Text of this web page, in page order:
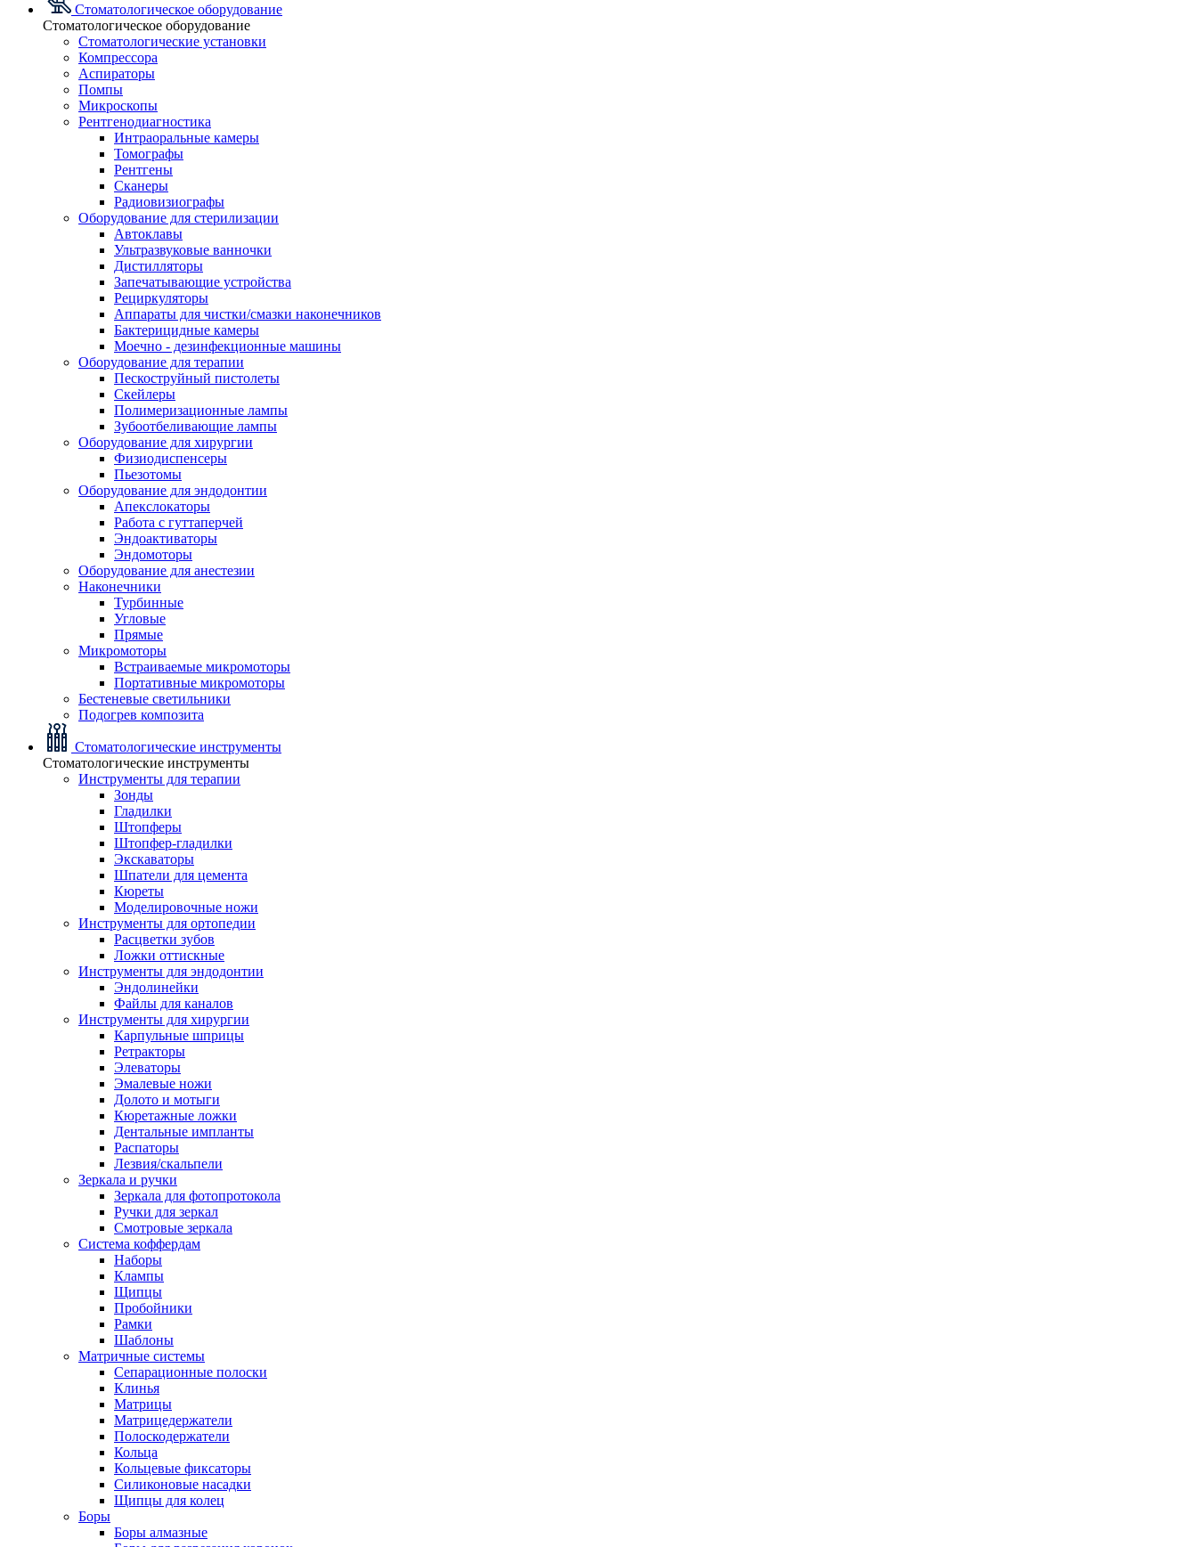
Стоматологическое оборудование
Стоматологическое оборудование
Стоматологические установки
Компрессора
Аспираторы
Помпы
Микроскопы
Рентгенодиагностика
Интраоральные камеры
Томографы
Рентгены
Сканеры
Радиовизиографы
Оборудование для стерилизации
Автоклавы
Ультразвуковые ванночки
Дистилляторы
Запечатывающие устройства
Рециркуляторы
Аппараты для чистки/смазки наконечников
Бактерицидные камеры
Моечно - дезинфекционные машины
Оборудование для терапии
Пескоструйный пистолеты
Скейлеры
Полимеризационные лампы
Зубоотбеливающие лампы
Оборудование для хирургии
Физиодиспенсеры
Пьезотомы
Оборудование для эндодонтии
Апекслокаторы
Работа с гуттаперчей
Эндоактиваторы
Эндомоторы
Оборудование для анестезии
Наконечники
Турбинные
Угловые
Прямые
Микромоторы
Встраиваемые микромоторы
Портативные микромоторы
Бестеневые светильники
Подогрев композита
Стоматологические инструменты
Стоматологические инструменты
Инструменты для терапии
Зонды
Гладилки
Штопферы
Штопфер-гладилки
Экскаваторы
Шпатели для цемента
Кюреты
Моделировочные ножи
Инструменты для ортопедии
Расцветки зубов
Ложки оттискные
Инструменты для эндодонтии
Эндолинейки
Файлы для каналов
Инструменты для хирургии
Карпульные шприцы
Ретракторы
Элеваторы
Эмалевые ножи
Долото и мотыги
Кюретажные ложки
Дентальные импланты
Распаторы
Лезвия/скальпели
Зеркала и ручки
Зеркала для фотопротокола
Ручки для зеркал
Смотровые зеркала
Система коффердам
Наборы
Клампы
Щипцы
Пробойники
Рамки
Шаблоны
Матричные системы
Сепарационные полоски
Клинья
Матрицы
Матрицедержатели
Полоскодержатели
Кольца
Кольцевые фиксаторы
Силиконовые насадки
Щипцы для колец
Боры
Боры алмазные